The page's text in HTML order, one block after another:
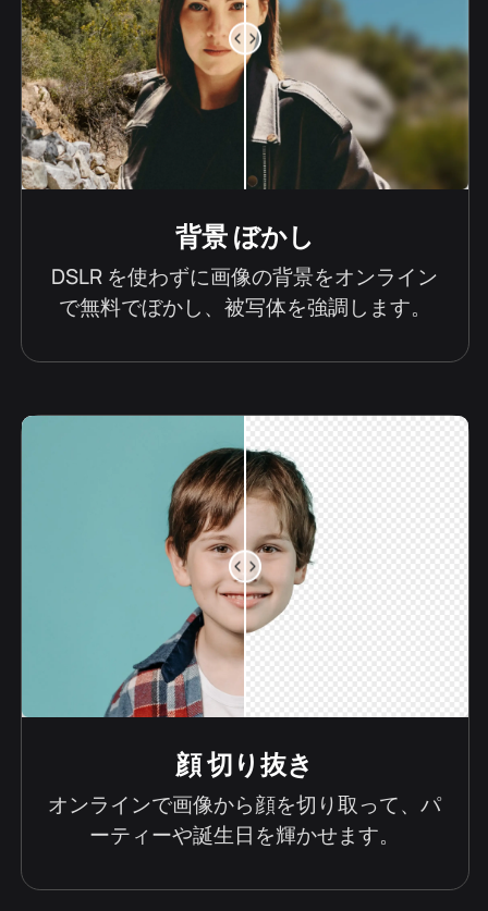
背景 ぼかし
DSLR を使わずに画像の背景をオンライン
で無料でぼかし、被写体を強調します。
顔 切り抜き
オンラインで画像から顔を切り取って、パ
ーティーや誕生日を輝かせます。